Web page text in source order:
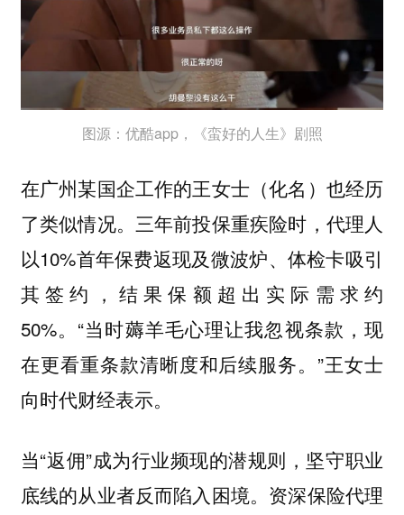
图源：优酷app，《蛮好的人生》剧照
在广州某国企工作的王女士（化名）也经历
了类似情况。三年前投保重疾险时，代理人
以10%首年保费返现及微波炉、体检卡吸引
其签约，结果保额超出实际需求约
50%。“当时薅羊毛心理让我忽视条款，现
在更看重条款清晰度和后续服务。”王女士
向时代财经表示。
当“返佣”成为行业频现的潜规则，坚守职业
底线的从业者反而陷入困境。资深保险代理